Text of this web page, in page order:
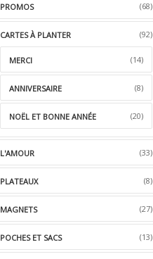
PROMOS (68)
CARTES À PLANTER (92)
MERCI (14)
ANNIVERSAIRE (8)
NOËL ET BONNE ANNÉE (20)
L'AMOUR (33)
PLATEAUX (8)
MAGNETS (27)
POCHES ET SACS (13)